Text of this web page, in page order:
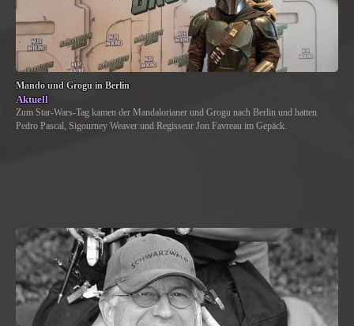
Mando und Grogu in Berlin
Aktuell
Zum Star-Wars-Tag kamen der Mandalorianer und Grogu nach Berlin und hatten
Pedro Pascal, Sigourney Weaver und Regisseur Jon Favreau im Gepäck.